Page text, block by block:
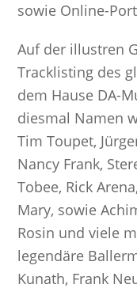
sowie Online-
Auf der illustren
Tracklisting des
dem Hause DA-
diesmal Namen
Tim Toupet,
Nancy Frank,
Tobee, Rick
Mary, sowie
Rosin und viele
legendäre
Kunath, Frank